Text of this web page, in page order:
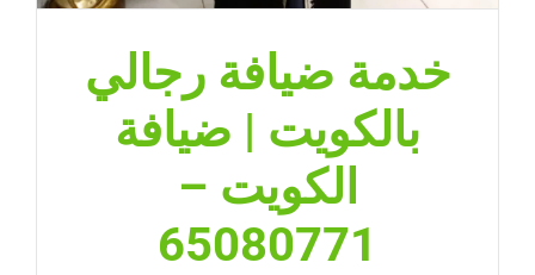
خدمة ضيافة رجالي
بالكويت | ضيافة
الكويت –
65080771